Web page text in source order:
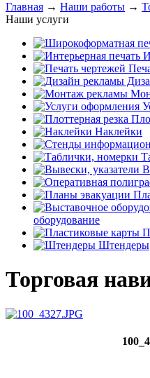
Главная → Наши работы →
Наши услуги
Наклейки
оборудование
Штендеры
Торговая